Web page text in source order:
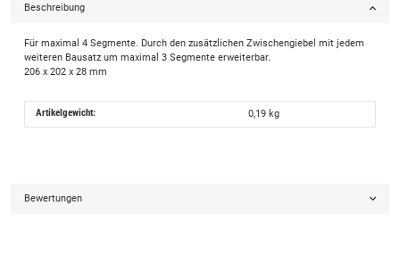
Beschreibung
Für maximal 4 Segmente. Durch den zusätzlichen Zwischengiebel mit jedem
weiteren Bausatz um maximal 3 Segmente erweiterbar.
206 x 202 x 28 mm
Artikelgewicht: 0,19 kg
Bewertungen